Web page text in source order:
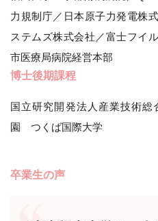
力規制庁／日本原子力発電株
ステムズ株式会社／富士フイ
市医療局病院経営本部
博士後期課程
国立研究開発法人産業技術
園 つくば国際大学
卒業生の声